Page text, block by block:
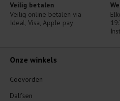
Veilig betalen
Veilig online betalen via
Ideal, Visa, Apple pay
Onze winkels
Coevorden
Dalfsen